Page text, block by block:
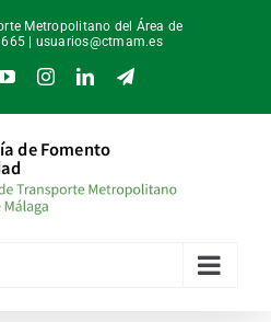
Metropolitano del Área de
| usuarios@ctmam.es
YouTubeInstagramLinkedInTelegram